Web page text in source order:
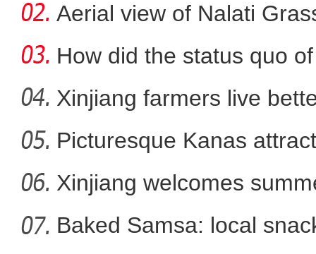
新疆·精河2022年枸杞文化
Aerial view of Nalati
How did the status quo
Xinjiang farmers live
Picturesque Kanas
Xinjiang welcomes
Baked Samsa: local